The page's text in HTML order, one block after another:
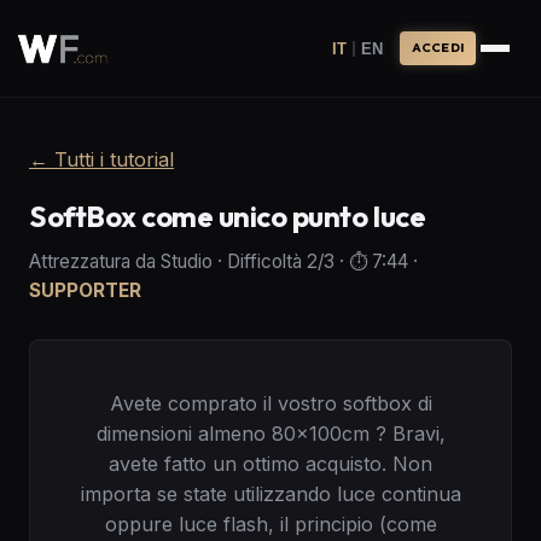
IT | EN ACCEDI
← Tutti i tutorial
SoftBox come unico punto luce
Attrezzatura da Studio · Difficoltà 2/3 · ⏱️ 7:44 ·
SUPPORTER
Avete comprato il vostro softbox di
dimensioni almeno 80x100cm ? Bravi,
avete fatto un ottimo acquisto. Non
importa se state utilizzando luce continua
oppure luce flash, il principio (come